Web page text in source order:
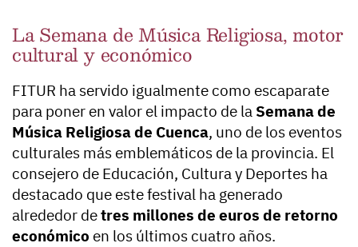
La Semana de Música Religiosa, motor
cultural y económico
FITUR ha servido igualmente como escaparate
para poner en valor el impacto de la Semana de
Música Religiosa de Cuenca, uno de los eventos
culturales más emblemáticos de la provincia. El
consejero de Educación, Cultura y Deportes ha
destacado que este festival ha generado
alrededor detres millones de euros de retorno
económico en los últimos cuatro años.